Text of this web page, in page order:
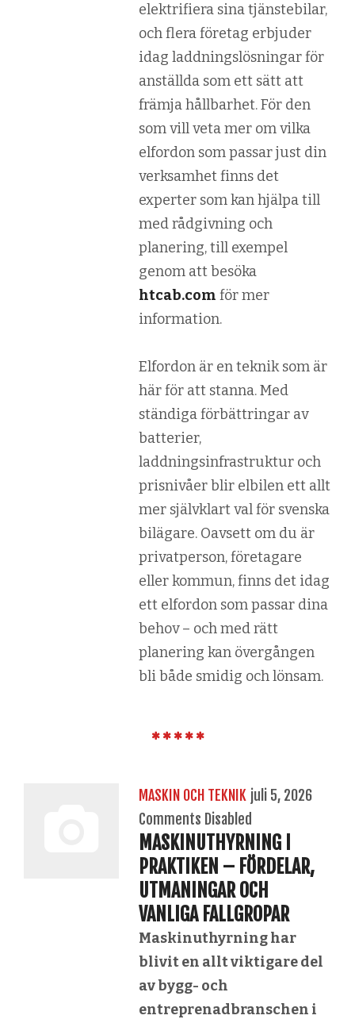
elektrifiera sina tjänstebilar,
och flera företag erbjuder
idag laddningslösningar för
anställda som ett sätt att
främja hållbarhet. För den
som vill veta mer om vilka
elfordon som passar just din
verksamhet finns det
experter som kan hjälpa till
med rådgivning och
planering, till exempel
genom att besöka
htcab.com för mer
information.
Elfordon är en teknik som är
här för att stanna. Med
ständiga förbättringar av
batterier,
laddningsinfrastruktur och
prisnivåer blir elbilen ett allt
mer självklart val för svenska
bilägare. Oavsett om du är
privatperson, företagare
eller kommun, finns det idag
ett elfordon som passar dina
behov – och med rätt
planering kan övergången
bli både smidig och lönsam.
MASKIN OCH TEKNIK juli 5, 2026
Comments Disabled
MASKINUTHYRNING I
PRAKTIKEN – FÖRDELAR,
UTMANINGAR OCH
VANLIGA FALLGROPAR
Maskinuthyrning har
blivit en allt viktigare del
av bygg- och
entreprenadbranschen i